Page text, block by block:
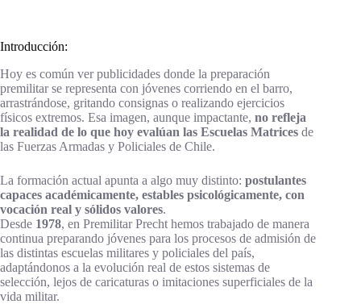
Introducción:
Hoy es común ver publicidades donde la preparación
premilitar se representa con jóvenes corriendo en el barro,
arrastrándose, gritando consignas o realizando ejercicios
físicos extremos. Esa imagen, aunque impactante, no refleja
la realidad de lo que hoy evalúan las Escuelas Matrices de
las Fuerzas Armadas y Policiales de Chile.
La formación actual apunta a algo muy distinto: postulantes
capaces académicamente, estables psicológicamente, con
vocación real y sólidos valores.
Desde 1978, en Premilitar Precht hemos trabajado de manera
continua preparando jóvenes para los procesos de admisión de
las distintas escuelas militares y policiales del país,
adaptándonos a la evolución real de estos sistemas de
selección, lejos de caricaturas o imitaciones superficiales de la
vida militar.